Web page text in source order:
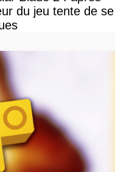
du jeu tente de se